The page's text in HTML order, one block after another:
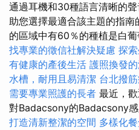
通過耳機和30種語言清晰的
助您選擇最適合該主題的指
的區域中有60％的種植是白
找專業的徵信社解決疑慮 探
有健康的產後生活 護照換發
水槽，耐用且易清潔 台北撥
需要專業照護的長者 最近，
對Badacsony的Badacsony
打造清新整潔的空間 多樣化